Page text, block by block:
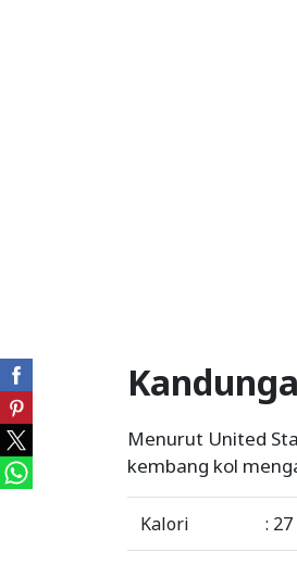
Menurut United
kembang kol
Kalori : 27